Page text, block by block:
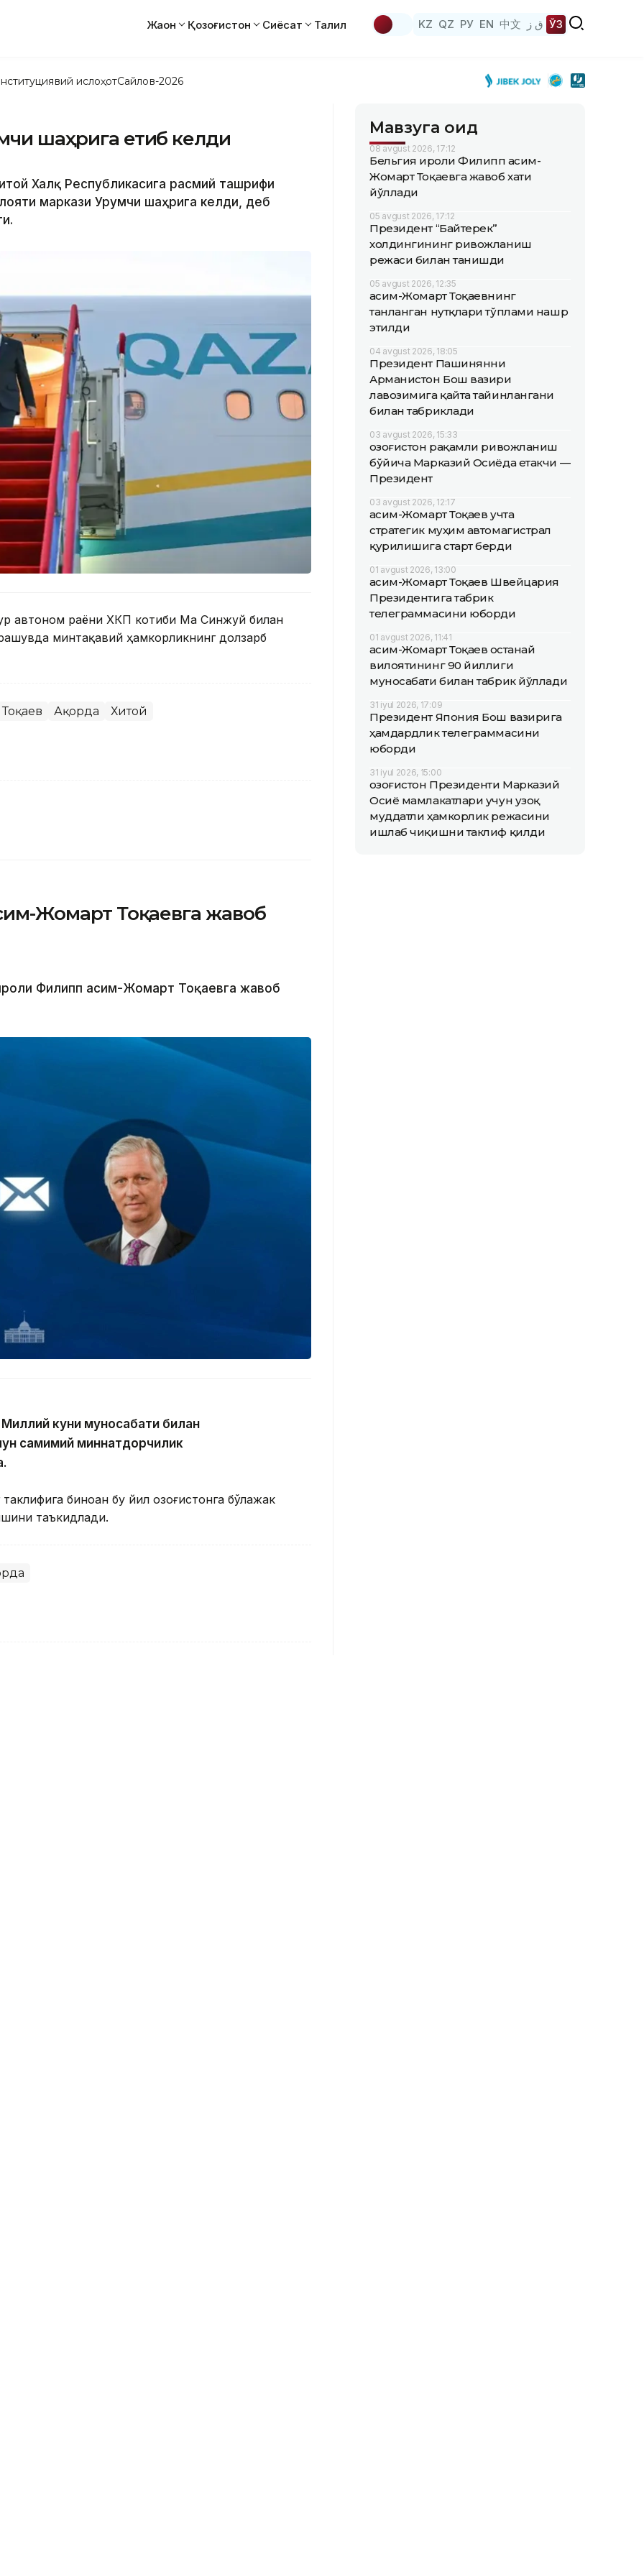
Жаҳон Қозоғистон Сиёсат Таҳлил KZ QZ РУ EN 中文 ق ز ЎЗ
ислоҳотСайлов-2026
шаҳрига етиб келди
Халқ Республикасига расмий ташрифи
маркази Урумчи шаҳрига келди, деб
автоном раёни ХКП котиби Ма Синжуй билан
минтақавий ҳамкорликнинг долзарб
Ақорда Хитой
Жомарт Тоқаевга жавоб
Филипп Қасим-Жомарт Тоқаевга жавоб
куни муносабати билан
самимий миннатдорчилик
биноан бу йил Қозоғистонга бўлажак
таъкидлади.
Мавзуга оид
08 avgust 2026, 17:12
Бельгия Қироли Филипп Қасим-
Жомарт Тоқаевга жавоб хати
йўллади
05 avgust 2026, 17:12
Президент “Байтерек”
холдингининг ривожланиш
режаси билан танишди
05 avgust 2026, 12:35
Қасим-Жомарт Тоқаевнинг
танланган нутқлари тўплами нашр
этилди
04 avgust 2026, 18:05
Президент Пашинянни
Арманистон Бош вазири
лавозимига қайта тайинлангани
билан табриклади
03 avgust 2026, 15:33
Қозоғистон рақамли ривожланиш
бўйича Марказий Осиёда етакчи —
Президент
03 avgust 2026, 12:17
Қасим-Жомарт Тоқаев учта
стратегик муҳим автомагистрал
қурилишига старт берди
01 avgust 2026, 13:00
Қасим-Жомарт Тоқаев Швейцария
Президентига табрик
телеграммасини юборди
01 avgust 2026, 11:41
Қасим-Жомарт Тоқаев Қостанай
вилоятининг 90 йиллиги
муносабати билан табрик йўллади
31 iyul 2026, 17:09
Президент Япония Бош вазирига
ҳамдардлик телеграммасини
юборди
31 iyul 2026, 15:00
Қозоғистон Президенти Марказий
Осиё мамлакатлари учун узоқ
муддатли ҳамкорлик режасини
ишлаб чиқишни таклиф қилди